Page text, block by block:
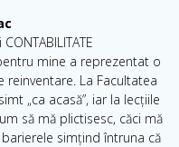
mine a reprezentat o
La Facultatea
„ca acasă”, iar la lecțiile
să mă plictisesc, căci mă
simțind întruna că